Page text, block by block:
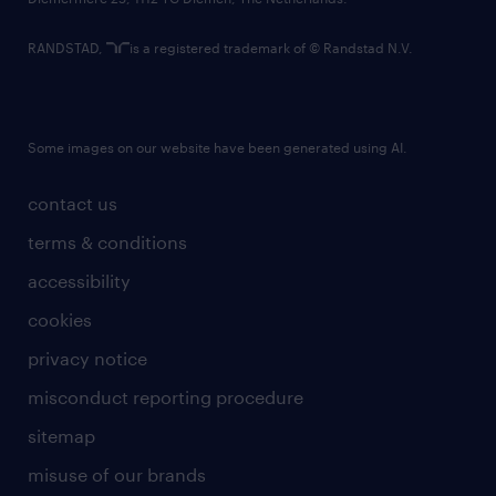
contact us
terms & conditions
accessibility
cookies
privacy notice
misconduct reporting procedure
sitemap
misuse of our brands
RANDSTAD, is a registered trademark of © Randstad N.V.
Some images on our website have been generated using AI.